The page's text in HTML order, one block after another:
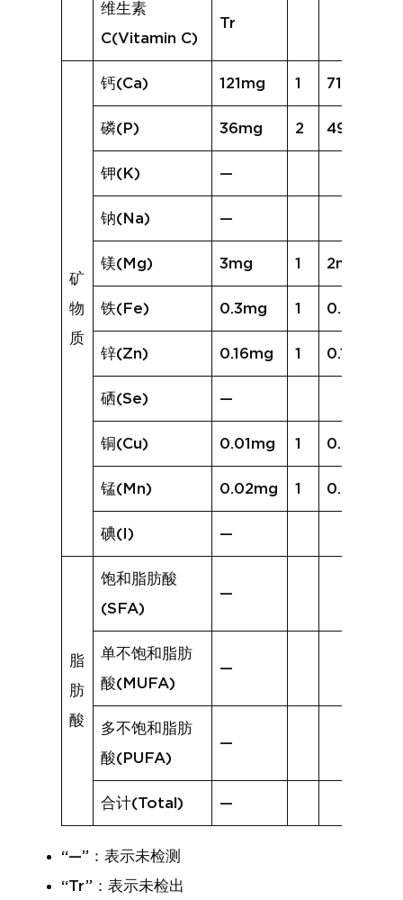
维生素
C(Vitamin C)
Tr
矿
物
质
钙(Ca) 121mg 1 71mg
磷(P) 36mg 2 49mg
钾(K) —
钠(Na) —
镁(Mg) 3mg 1 2mg
铁(Fe) 0.3mg 1 0.2mg
锌(Zn) 0.16mg 1 0.11mg
硒(Se) —
铜(Cu) 0.01mg 1 0.01mg
锰(Mn) 0.02mg 1 0.01mg
碘(I) —
脂
肪
酸
饱和脂肪酸
(SFA)
—
单不饱和脂肪
酸(MUFA)
—
多不饱和脂肪
酸(PUFA)
—
合计(Total) —
“—”：表示未检测
“Tr”：表示未检出